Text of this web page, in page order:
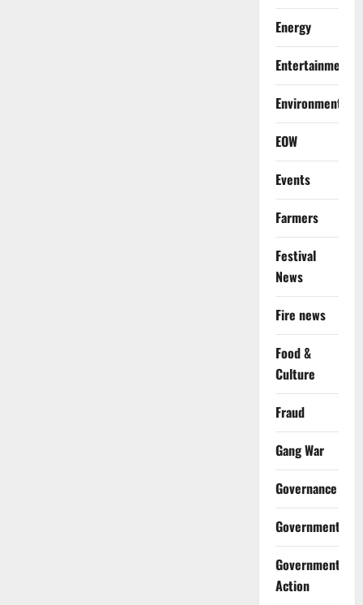
Energy
Entertainment
Environment
EOW
Events
Farmers
Festival
News
Fire news
Food &
Culture
Fraud
Gang War
Governance
Government
Government
Action